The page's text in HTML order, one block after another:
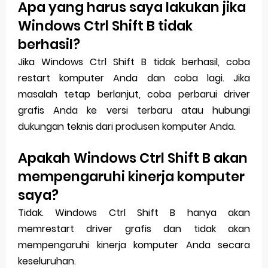
Apa yang harus saya lakukan jika
Windows Ctrl Shift B tidak
berhasil?
Jika Windows Ctrl Shift B tidak berhasil, coba
restart komputer Anda dan coba lagi. Jika
masalah tetap berlanjut, coba perbarui driver
grafis Anda ke versi terbaru atau hubungi
dukungan teknis dari produsen komputer Anda.
Apakah Windows Ctrl Shift B akan
mempengaruhi kinerja komputer
saya?
Tidak. Windows Ctrl Shift B hanya akan
memrestart driver grafis dan tidak akan
mempengaruhi kinerja komputer Anda secara
keseluruhan.